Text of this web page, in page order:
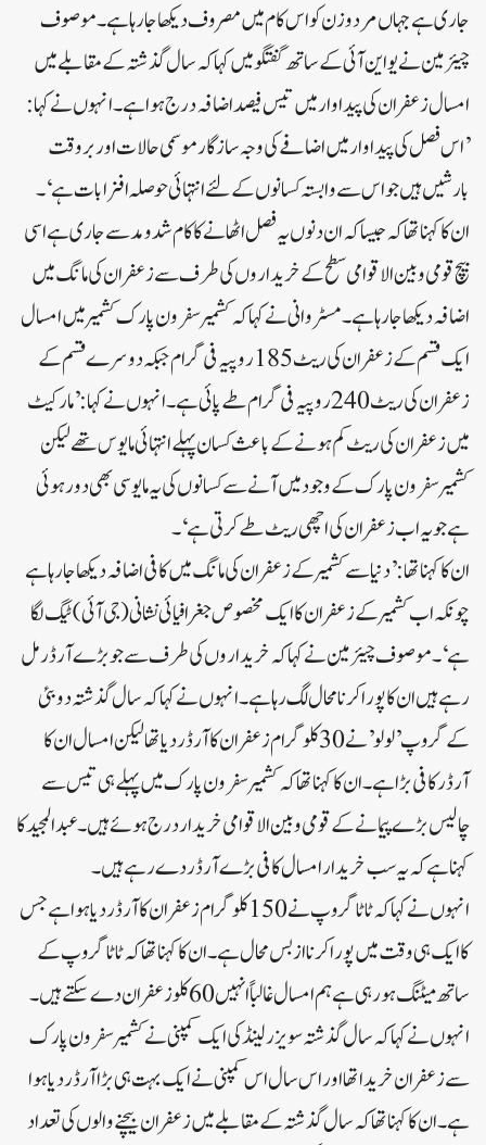
جاری ہے جہاں مرد و زن کو اس کام میں مصروف دیکھا جا رہا ہے۔موصوف
چیئرمین نے یو این آئی کے ساتھ گفتگو میں کہا کہ سال گذشتہ کے مقابلے میں
امسال زعفران کی پیدا وار میں تیس فیصد اضافہ درج ہوا ہے۔انہوں نے کہا:
’اس فصل کی پیداوار میں اضافے کی وجہ ساز گار موسمی حالات اور بر وقت
بارشیں ہیں جو اس سے وابستہ کسانوں کے لئے انتہائی حوصلہ افزا بات ہے‘۔
ان کا کہنا تھا کہ جیسا کہ ان دنوں یہ فصل اٹھانے کا کام شد و مد سے جاری ہے اسی
بیچ قومی و بین الاقوامی سطح کے خریداروں کی طرف سے زعفران کی مانگ میں
اضافہ دیکھا جا رہا ہے۔مسٹر وانی نے کہا کہ کشمیر سفرون پارک کشمیر میں امسال
ایک قسم کے زعفران کی ریٹ 185 روپیہ فی گرام جبکہ دوسرے قسم کے
زعفران کی ریٹ 240 روپیہ فی گرام طے پائی ہے۔انہوں نے کہا: ’مارکیٹ
میں زعفران کی ریٹ کم ہونے کے باعث کسان پہلے انتہائی مایوس تھے لیکن
کشمیر سفرون پارک کے وجود میں آنے سے کسانوں کی یہ مایوسی بھی دور ہوئی
ہے جو یہ اب زعفران کی اچھی ریٹ طے کرتی ہے‘۔
ان کا کہنا تھا: ’دنیا سے کشمیر کے زعفران کی مانگ میں کافی اضافہ دیکھا جا رہا ہے
چونکہ اب کشمیر کے زعفران کا ایک مخصوص جغرافیائی نشانی (جی آئی) ٹیگ لگا
ہے‘۔موصوف چیئرمین نے کہا کہ خریداروں کی طرف سے جو بڑے آرڈر مل
رہے ہیں ان کا پورا کرنا محال لگ رہا ہے۔انہوں نے کہا کہ سال گذشتہ دوبئی
کے گروپ ’لولو’ نے 30 کلو گرام زعفران کا آرڈر دیا تھا لیکن امسال ان کا
آرڈر کافی بڑا ہے۔ان کا کہنا تھا کہ کشمیر سفرون پارک میں پہلے ہی تیس سے
چالیس بڑے پیمانے کے قومی و بین الاقوامی خریدار درج ہوئے ہیں۔عبد المجید کا
کہنا ہے کہ یہ سب خریدار امسال کافی بڑے آرڈر دے رہے ہیں۔
انہوں نے کہا کہ ٹاٹا گروپ نے 150 کلو گرام زعفران کا آرڈر دیا ہوا ہے جس
کا ایک ہی وقت میں پورا کرنا از بس محال ہے۔ان کا کہنا تھا کہ ٹاٹا گروپ کے
ساتھ میٹنگ ہو رہی ہے ہم امسال غالباً انہیں 60 کلو زعفران دے سکتے ہیں۔
انہوں نے کہا کہ سال گذشتہ سویزر لینڈ کی ایک کمپنی نے کشمیر سفرون پارک
سے زعفران خریدا تھا اور اس سال اس کمپنی نے ایک بہت ہی بڑا آرڈر دیا ہوا
ہے۔ان کا کہنا تھا کہ سال گذشتہ کے مقابلے میں زعفران بیچنے والوں کی تعداد